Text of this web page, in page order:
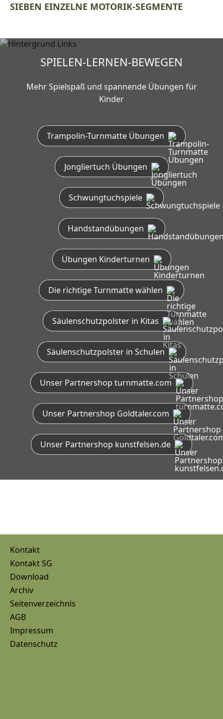
SIEBEN EINZELNE MOTORIK-SEGMENTE
SPIELEN-LERNEN-BEWEGEN
Mehr Spielspaß und spannende Übungen für
Kinder
Trampolin-Turnmatte Übungen
Jongliertuch Übungen
Schwungtuchspiele
Handstandübungen
Übungen Kinderturnen
Die richtige Turnmatte wählen
Säulenschutzpolster in Kitas
Säulenschutzpolster in Schulen
Unser Partnershop turnmatte.com
Unser Partnershop Goldtaler.com
Unser Partnershop kunstfelsen.de
Kontakt
Kontakt SG
Download
Archiv
Seitenverzeichnis
AGB
Impressum
Datenschutz